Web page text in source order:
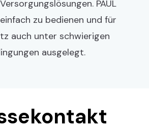
PAUL
zu bedienen und für
auch unter schwierigen
ausgelegt.